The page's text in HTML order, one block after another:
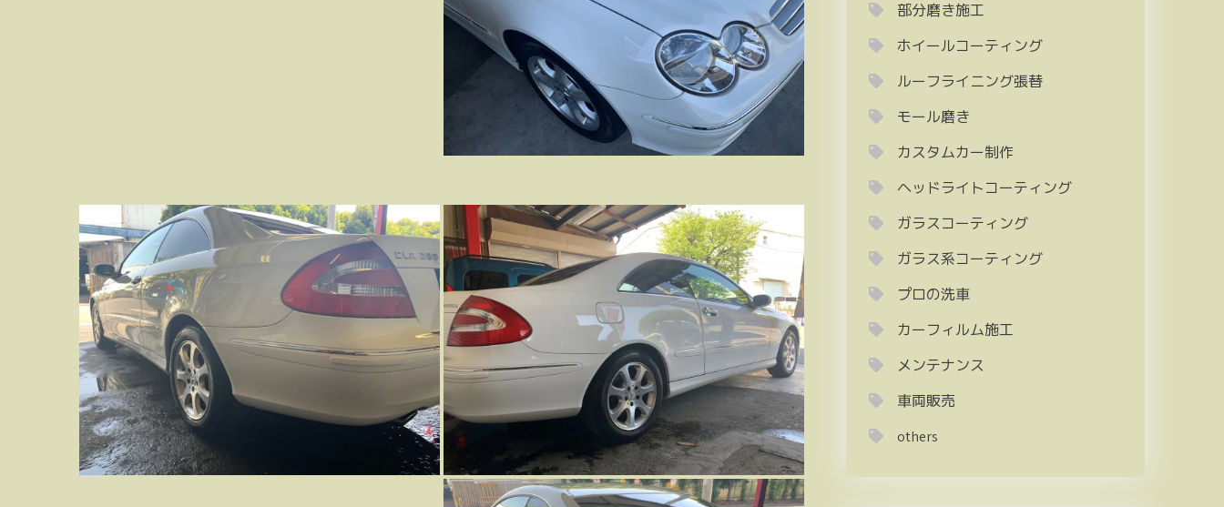
部分磨き施工
ホイールコーティング
ルーフライニング張替
モール磨き
カスタムカー制作
ヘッドライトコーティング
ガラスコーティング
ガラス系コーティング
プロの洗車
カーフィルム施工
メンテナンス
車両販売
others